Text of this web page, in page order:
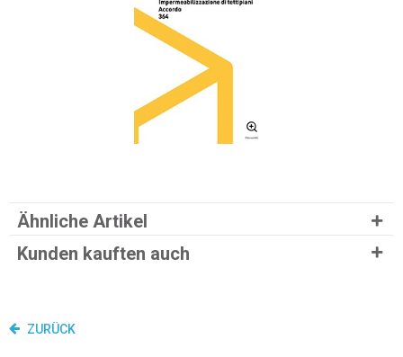
Ähnliche Artikel
Kunden kauften auch
ZURÜCK